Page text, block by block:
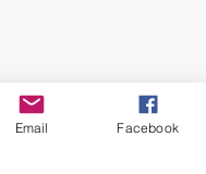
Email Facebook